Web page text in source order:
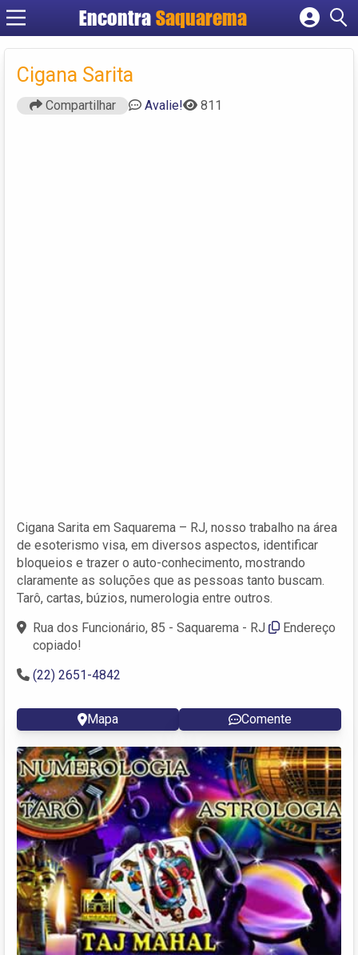
Encontra Saquarema
Cadastrar empresa
Cigana Sarita
Compartilhar Avalie! 811
Cigana Sarita em Saquarema – RJ, nosso trabalho na área
de esoterismo visa, em diversos aspectos, identificar
bloqueios e trazer o auto-conhecimento, mostrando
claramente as soluções que as pessoas tanto buscam.
Tarô, cartas, búzios, numerologia entre outros.
Rua dos Funcionário, 85 - Saquarema - RJ
Endereço
copiado!
(22) 2651-4842
Mapa Comente